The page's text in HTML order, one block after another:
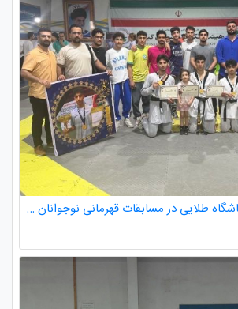
قهرمانی نوجوانان باشگاه طلایی در مسابقات قهرمانی نوجوانان تکواندو استان گیلان